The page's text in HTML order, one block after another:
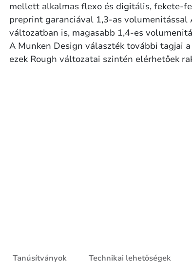
mellett alkalmas flexo és digitális, fekete-
preprint garanciával 1,3-as volumenitással
változatban is, magasabb 1,4-es
A Munken Design választék további tagjai
ezek Rough változatai szintén elérhetőek
Tanúsítványok Technikai lehetőségek